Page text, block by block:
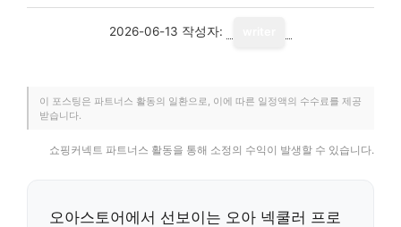
2026-06-13 작성자:
이 포스팅은 파트너스 활동의 일환으로, 이에 따른 일정액의 수수료를 제공
받습니다.
쇼핑커넥트 파트너스 활동을 통해 소정의 수익이 발생할 수 있습니다.
오아스토어에서 선보이는 오아 넥쿨러 프로